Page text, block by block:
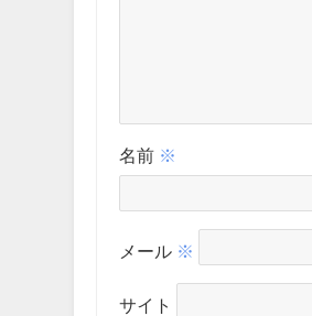
名前 ※
メール ※
サイト